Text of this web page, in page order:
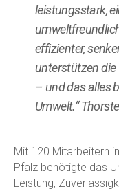
leistungsstark,
effizienter,
unterstützen
– und das alles
Umwelt.“
Mit 120 Mitarbeitern
Pfalz benötigte das
Leistung,